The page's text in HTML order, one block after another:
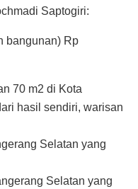
Saptogiri:
bangunan) Rp
70 m2 di Kota
hasil sendiri, warisan
Selatan yang
Selatan yang